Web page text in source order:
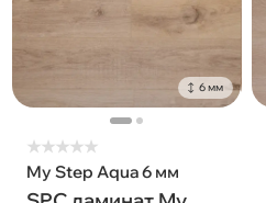
6 мм
★★★★★
My Step Aqua 6 мм